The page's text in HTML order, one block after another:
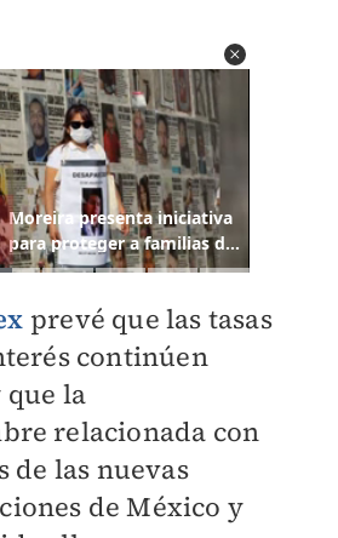
prevé que las tasas
continúen
que la
relacionada con
de las nuevas
de México y